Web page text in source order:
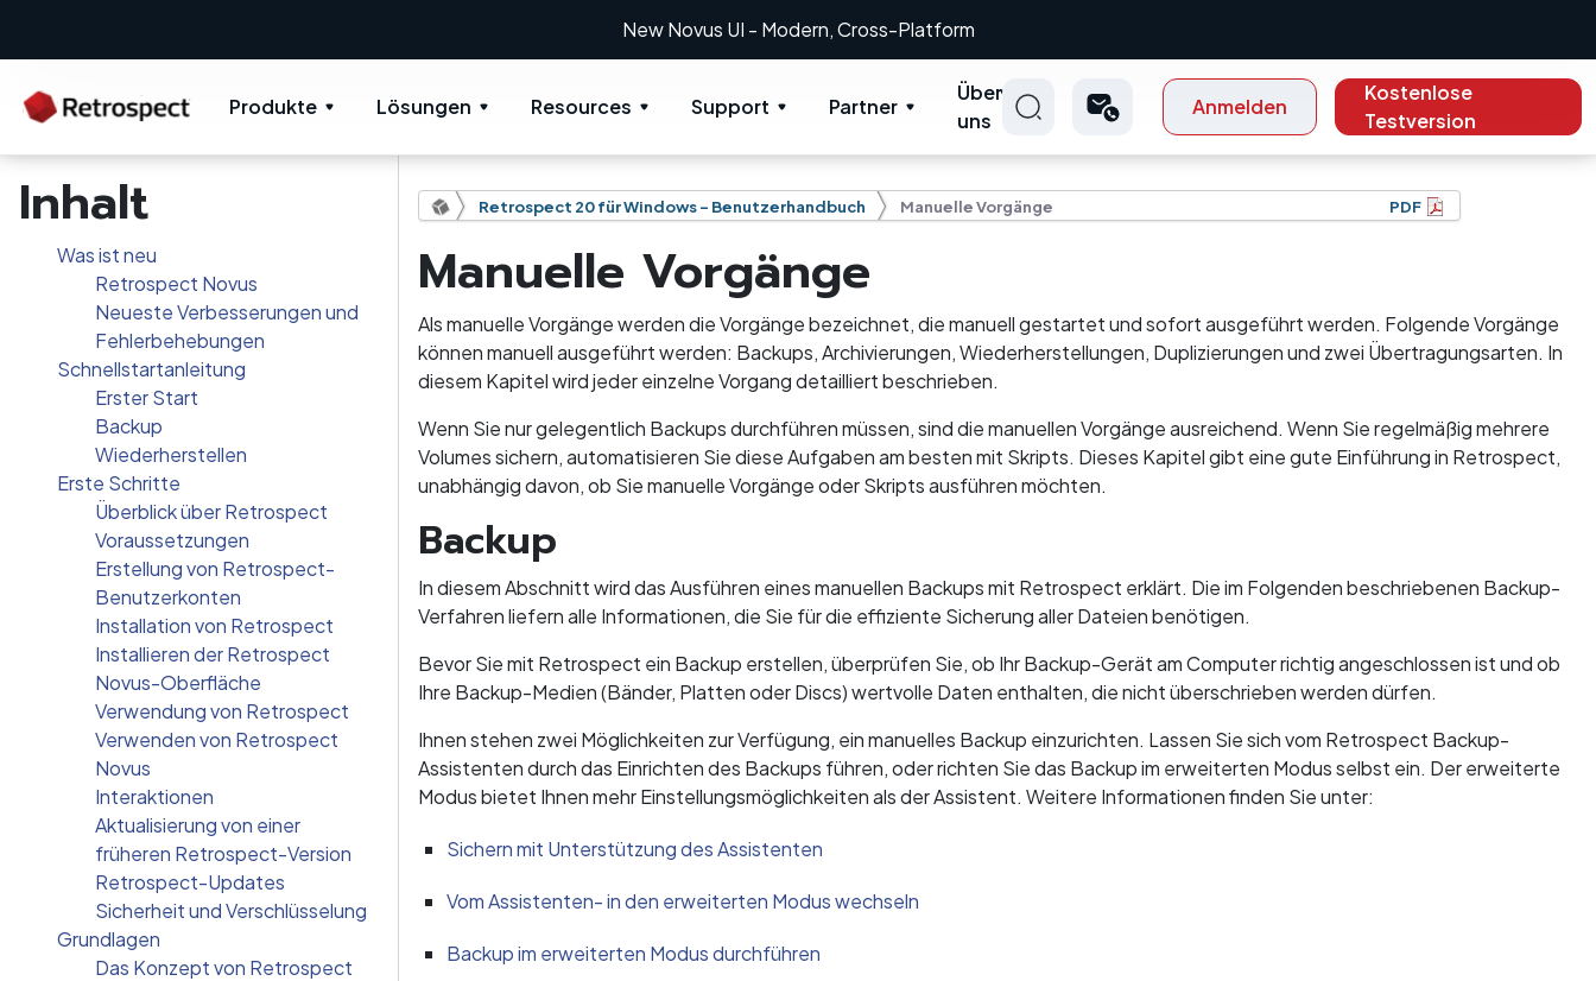
New: Retrospect 20.0.1
Produkte Lösungen Resources Support Partner
Über
uns
Anmelden
Kostenlose
Testversion
Inhalt
Was ist neu
Retrospect Novus
Neueste Verbesserungen und
Fehlerbehebungen
Schnellstartanleitung
Erster Start
Backup
Wiederherstellen
Erste Schritte
Überblick über Retrospect
Voraussetzungen
Erstellung von Retrospect-
Benutzerkonten
Installation von Retrospect
Installieren der Retrospect
Novus-Oberfläche
Verwendung von Retrospect
Verwenden von Retrospect
Novus
Interaktionen
Aktualisierung von einer
früheren Retrospect-Version
Retrospect-Updates
Sicherheit und Verschlüsselung
Grundlagen
Das Konzept von Retrospect
Retrospect 20 für Windows - Benutzerhandbuch Manuelle Vorgänge PDF
Manuelle Vorgänge
Als manuelle Vorgänge werden die Vorgänge bezeichnet, die manuell gestartet und sofort ausgeführt werden. Folgende Vorgänge
können manuell ausgeführt werden: Backups, Archivierungen, Wiederherstellungen, Duplizierungen und zwei Übertragungsarten. In
diesem Kapitel wird jeder einzelne Vorgang detailliert beschrieben.
Wenn Sie nur gelegentlich Backups durchführen müssen, sind die manuellen Vorgänge ausreichend. Wenn Sie regelmäßig mehrere
Volumes sichern, automatisieren Sie diese Aufgaben am besten mit Skripts. Dieses Kapitel gibt eine gute Einführung in Retrospect,
unabhängig davon, ob Sie manuelle Vorgänge oder Skripts ausführen möchten.
Backup
In diesem Abschnitt wird das Ausführen eines manuellen Backups mit Retrospect erklärt. Die im Folgenden beschriebenen Backup-
Verfahren liefern alle Informationen, die Sie für die effiziente Sicherung aller Dateien benötigen.
Bevor Sie mit Retrospect ein Backup erstellen, überprüfen Sie, ob Ihr Backup-Gerät am Computer richtig angeschlossen ist und ob
Ihre Backup-Medien (Bänder, Platten oder Discs) wertvolle Daten enthalten, die nicht überschrieben werden dürfen.
Ihnen stehen zwei Möglichkeiten zur Verfügung, ein manuelles Backup einzurichten. Lassen Sie sich vom Retrospect Backup-
Assistenten durch das Einrichten des Backups führen, oder richten Sie das Backup im erweiterten Modus selbst ein. Der erweiterte
Modus bietet Ihnen mehr Einstellungsmöglichkeiten als der Assistent. Weitere Informationen finden Sie unter:
Sichern mit Unterstützung des Assistenten
Vom Assistenten- in den erweiterten Modus wechseln
Backup im erweiterten Modus durchführen